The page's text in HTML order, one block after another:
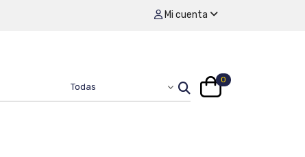
Mi cuenta
0